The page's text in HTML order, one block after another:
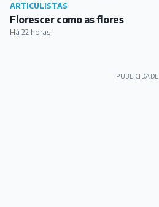
ARTICULISTAS
Florescer como as flores
Há 22 horas
PUBLICIDADE